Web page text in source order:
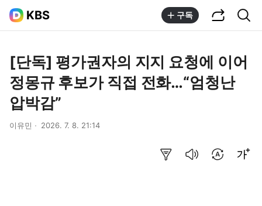
KBS 구독
[단독] 평가권자의 지지 요청에 이어
정몽규 후보가 직접 전화…“엄청난
압박감”
이유민 2026. 7. 8. 21:14